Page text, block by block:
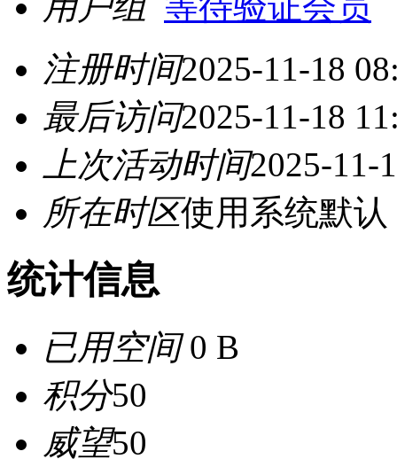
注册时间2025-11-18
最后访问2025-11-18
上次活动时间2025-11-
所在时区使用系统默认
统计信息
已用空间0 B
积分50
威望50